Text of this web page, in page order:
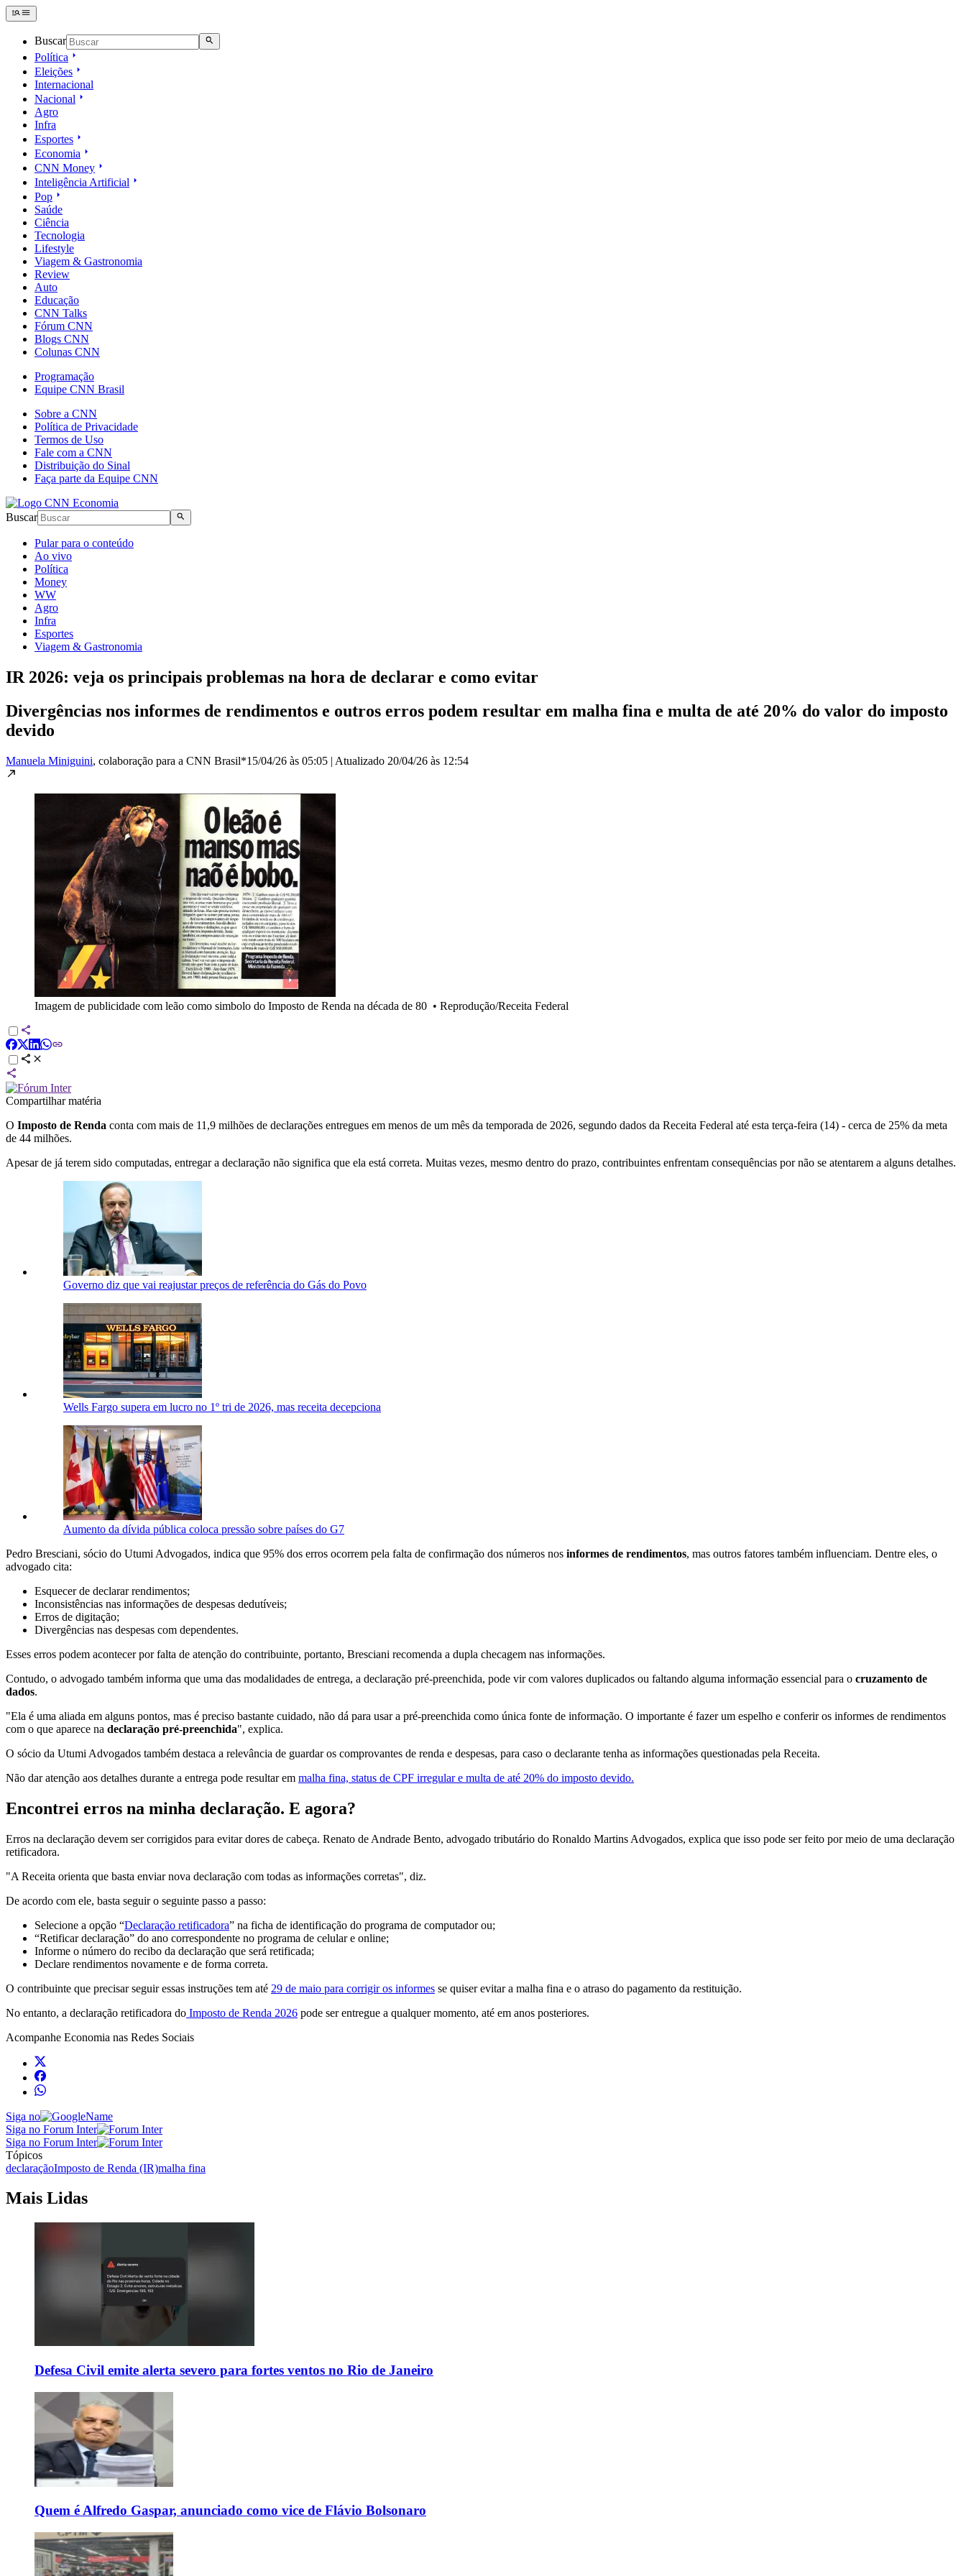
Buscar
Política
Eleições
Internacional
Nacional
Agro
Infra
Esportes
Economia
CNN Money
Inteligência Artificial
Pop
Saúde
Ciência
Tecnologia
Lifestyle
Viagem & Gastronomia
Review
Auto
Educação
CNN Talks
Fórum CNN
Blogs CNN
Colunas CNN
Programação
Equipe CNN Brasil
Sobre a CNN
Política de Privacidade
Termos de Uso
Fale com a CNN
Distribuição do Sinal
Faça parte da Equipe CNN
Buscar
Pular para o conteúdo
Ao vivo
Política
Money
WW
Agro
Infra
Esportes
Viagem & Gastronomia
IR 2026: veja os principais problemas na hora de declarar e como evitar
Divergências nos informes de rendimentos e outros erros podem resultar em malha fina e multa de até 20% do valor do imposto
devido
Manuela Miniguini, colaboração para a CNN Brasil*15/04/26 às 05:05 | Atualizado 20/04/26 às 12:54
Imagem de publicidade com leão como simbolo do Imposto de Renda na década de 80 • Reprodução/Receita Federal
Compartilhar matéria
O Imposto de Renda conta com mais de 11,9 milhões de declarações entregues em menos de um mês da temporada de 2026, segundo dados da Receita Federal até esta terça-feira (14) - cerca de 25% da meta
de 44 milhões.
Apesar de já terem sido computadas, entregar a declaração não significa que ela está correta. Muitas vezes, mesmo dentro do prazo, contribuintes enfrentam consequências por não se atentarem a alguns detalhes.
Governo diz que vai reajustar preços de referência do Gás do Povo
Wells Fargo supera em lucro no 1º tri de 2026, mas receita decepciona
Aumento da dívida pública coloca pressão sobre países do G7
Pedro Bresciani, sócio do Utumi Advogados, indica que 95% dos erros ocorrem pela falta de confirmação dos números nos informes de rendimentos, mas outros fatores também influenciam. Dentre eles, o
advogado cita:
Esquecer de declarar rendimentos;
Inconsistências nas informações de despesas dedutíveis;
Erros de digitação;
Divergências nas despesas com dependentes.
Esses erros podem acontecer por falta de atenção do contribuinte, portanto, Bresciani recomenda a dupla checagem nas informações.
Contudo, o advogado também informa que uma das modalidades de entrega, a declaração pré-preenchida, pode vir com valores duplicados ou faltando alguma informação essencial para o cruzamento de
dados.
"Ela é uma aliada em alguns pontos, mas é preciso bastante cuidado, não dá para usar a pré-preenchida como única fonte de informação. O importante é fazer um espelho e conferir os informes de rendimentos
com o que aparece na declaração pré-preenchida", explica.
O sócio da Utumi Advogados também destaca a relevância de guardar os comprovantes de renda e despesas, para caso o declarante tenha as informações questionadas pela Receita.
Não dar atenção aos detalhes durante a entrega pode resultar em malha fina, status de CPF irregular e multa de até 20% do imposto devido.
Encontrei erros na minha declaração. E agora?
Erros na declaração devem ser corrigidos para evitar dores de cabeça. Renato de Andrade Bento, advogado tributário do Ronaldo Martins Advogados, explica que isso pode ser feito por meio de uma declaração
retificadora.
"A Receita orienta que basta enviar nova declaração com todas as informações corretas", diz.
De acordo com ele, basta seguir o seguinte passo a passo:
Selecione a opção “Declaração retificadora” na ficha de identificação do programa de computador ou;
“Retificar declaração” do ano correspondente no programa de celular e online;
Informe o número do recibo da declaração que será retificada;
Declare rendimentos novamente e de forma correta.
O contribuinte que precisar seguir essas instruções tem até 29 de maio para corrigir os informes se quiser evitar a malha fina e o atraso do pagamento da restituição.
No entanto, a declaração retificadora do Imposto de Renda 2026 pode ser entregue a qualquer momento, até em anos posteriores.
Acompanhe Economia nas Redes Sociais
Siga no
Siga no Forum Inter
Siga no Forum Inter
Tópicos
declaraçãoImposto de Renda (IR)malha fina
Mais Lidas
Defesa Civil emite alerta severo para fortes ventos no Rio de Janeiro
Quem é Alfredo Gaspar, anunciado como vice de Flávio Bolsonaro